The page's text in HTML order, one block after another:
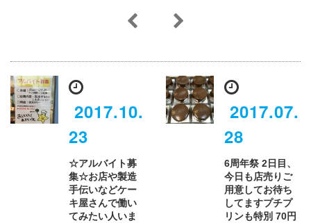
2017.10.
23
☆アルバイト募
集☆お店や製造
手伝いなどケー
キ屋さんで働い
てみたい人いま
2017.07.
28
6周年祭 2日目、
今日も店売りご
用意してお待ち
してますプチプ
リンも特別 70円